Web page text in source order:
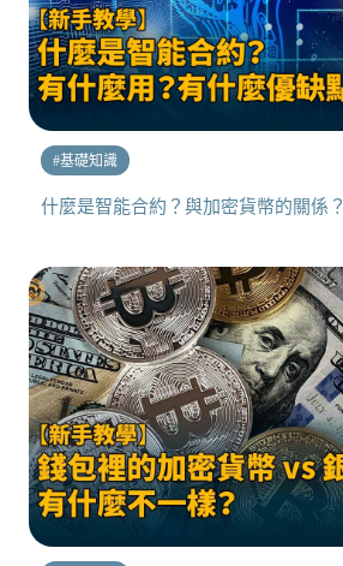
#基礎知識
什麼是智能合約？與加密貨幣的關係？